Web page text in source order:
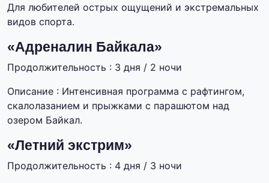
Для любителей острых ощущений и экстремальных
видов спорта.
«Адреналин Байкала»
Продолжительность : 3 дня / 2 ночи
Описание : Интенсивная программа с рафтингом,
скалолазанием и прыжками с парашютом над
озером Байкал.
«Летний экстрим»
Продолжительность : 4 дня / 3 ночи